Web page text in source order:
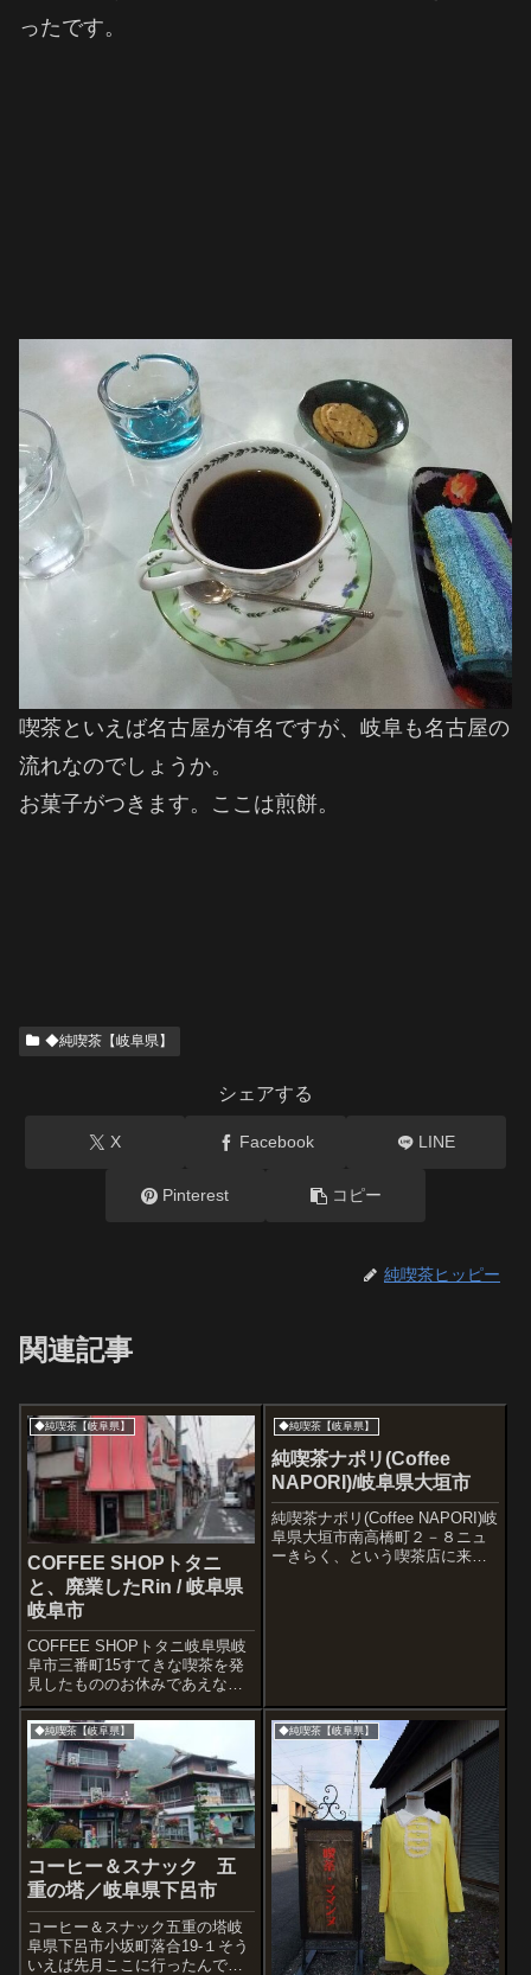
ったです。
喫茶といえば名古屋が有名ですが、岐阜も名古屋の
流れなのでしょうか。
お菓子がつきます。ここは煎餅。
◆純喫茶【岐阜県】
シェアする
X Facebook LINE
Pinterest コピー
純喫茶ヒッピー
関連記事
◆純喫茶【岐阜県】
COFFEE SHOPトタニ
と、廃業したRin / 岐阜県
岐阜市
COFFEE SHOPトタニ岐阜県岐
阜市三番町15すてきな喫茶を発
見したもののお休みであえなく
撤退。縦長のテントって大好
き。(廃業)Rin岐阜県岐阜市八代
3-9-13高富街道沿いにあった一
隻の船。いえ、廃業した船形喫
茶店です。入ってみたかっ...
◆純喫茶【岐阜県】
純喫茶ナポリ(Coffee
NAPORI)/岐阜県大垣市
純喫茶ナポリ(Coffee NAPORI)岐
阜県大垣市南高橋町２－８ニュ
ーきらく、という喫茶店に来ま
◆純喫茶【岐阜県】
コーヒー＆スナック 五
重の塔／岐阜県下呂市
コーヒー＆スナック五重の塔岐
阜県下呂市小坂町落合19-１そう
いえば先月ここに行ったんで
◆純喫茶【岐阜県】